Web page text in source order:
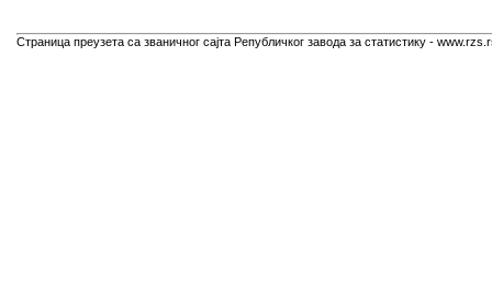
Страница преузета са званичног сајта Републичког завода за статистику -